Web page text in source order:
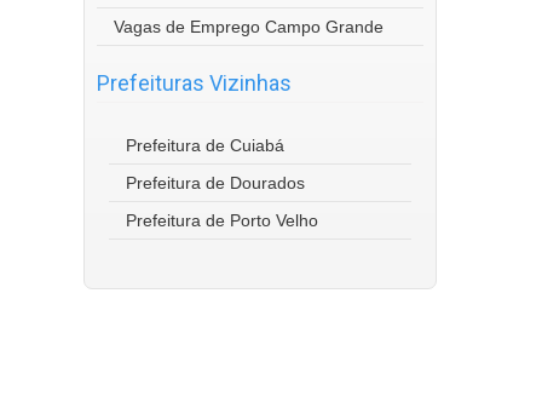
Vagas de Emprego Campo Grande
Prefeituras Vizinhas
Prefeitura de Cuiabá
Prefeitura de Dourados
Prefeitura de Porto Velho